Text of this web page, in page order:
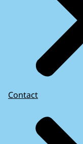
Contact